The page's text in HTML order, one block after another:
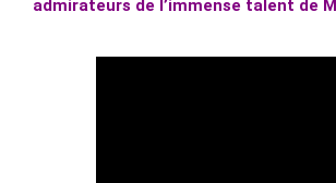
admirateurs de l’immense talent de